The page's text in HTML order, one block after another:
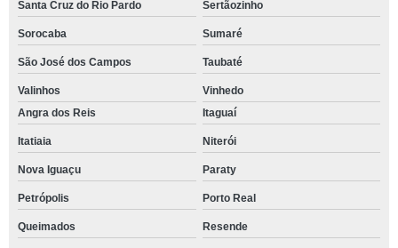
Santa Cruz do Rio Pardo Sertãozinho
Sorocaba Sumaré
São José dos Campos Taubaté
Valinhos
Vinhedo
Angra dos Reis
Itaguaí
Itatiaia Niterói
Nova Iguaçu Paraty
Petrópolis Porto Real
Queimados Resende